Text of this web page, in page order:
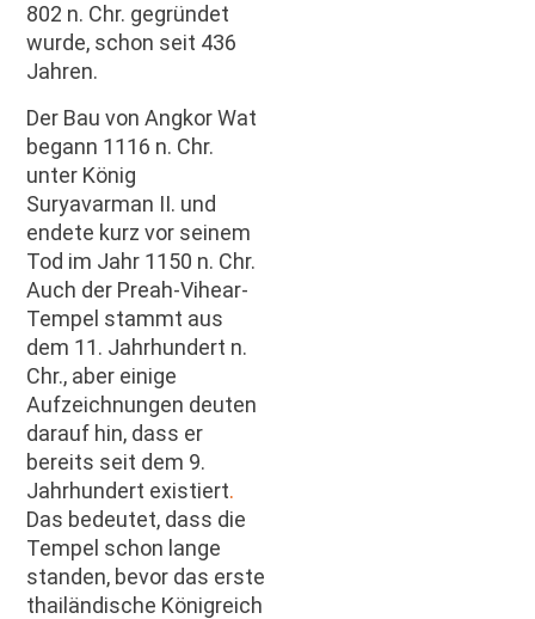
802 n. Chr. gegründet
wurde, schon seit 436
Jahren.
Der Bau von Angkor Wat
begann 1116 n. Chr.
unter König
Suryavarman II. und
endete kurz vor seinem
Tod im Jahr 1150 n. Chr.
Auch der Preah-Vihear-
Tempel stammt aus
dem 11. Jahrhundert n.
Chr., aber einige
Aufzeichnungen deuten
darauf hin, dass er
bereits seit dem 9.
Jahrhundert existiert.
Das bedeutet, dass die
Tempel schon lange
standen, bevor das erste
thailändische Königreich